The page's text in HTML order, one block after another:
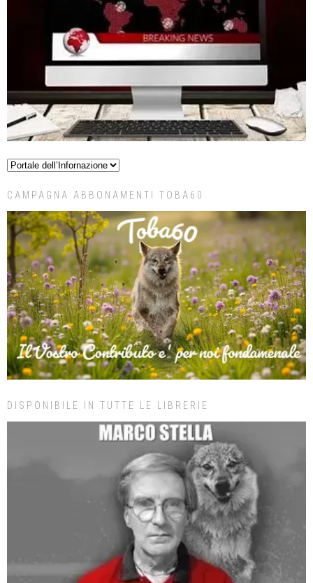
CAMPAGNA ABBONAMENTI TOBA60
DISPONIBILE IN TUTTE LE LIBRERIE